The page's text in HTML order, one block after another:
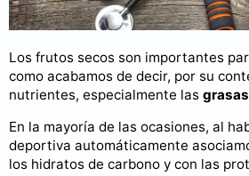
Los frutos secos son importantes
como acabamos de decir, por su
nutrientes, especialmente las grasas
En la mayoría de las ocasiones, al
deportiva automáticamente
los hidratos de carbono y con las